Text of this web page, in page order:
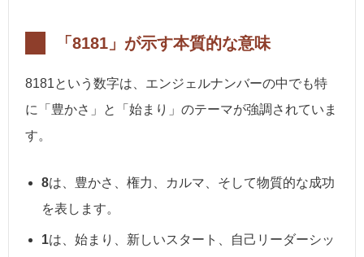
「8181」が示す本質的な意味
8181という数字は、エンジェルナンバーの中でも特
に「豊かさ」と「始まり」のテーマが強調されていま
す。
8は、豊かさ、権力、カルマ、そして物質的な成功
を表します。
1は、始まり、新しいスタート、自己リーダーシッ